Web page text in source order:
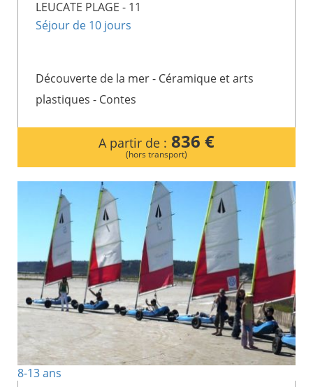
LEUCATE PLAGE - 11
Séjour de 10 jours
Découverte de la mer - Céramique et arts
plastiques - Contes
A partir de : 836 €
(hors transport)
8-13 ans